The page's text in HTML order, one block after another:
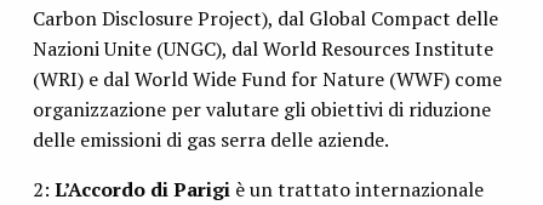
Carbon Disclosure Project), dal Global Compact delle
Nazioni Unite (UNGC), dal World Resources Institute
(WRI) e dal World Wide Fund for Nature (WWF) come
organizzazione per valutare gli obiettivi di riduzione
delle emissioni di gas serra delle aziende.
2: L’Accordo di Parigiè un trattato internazionale